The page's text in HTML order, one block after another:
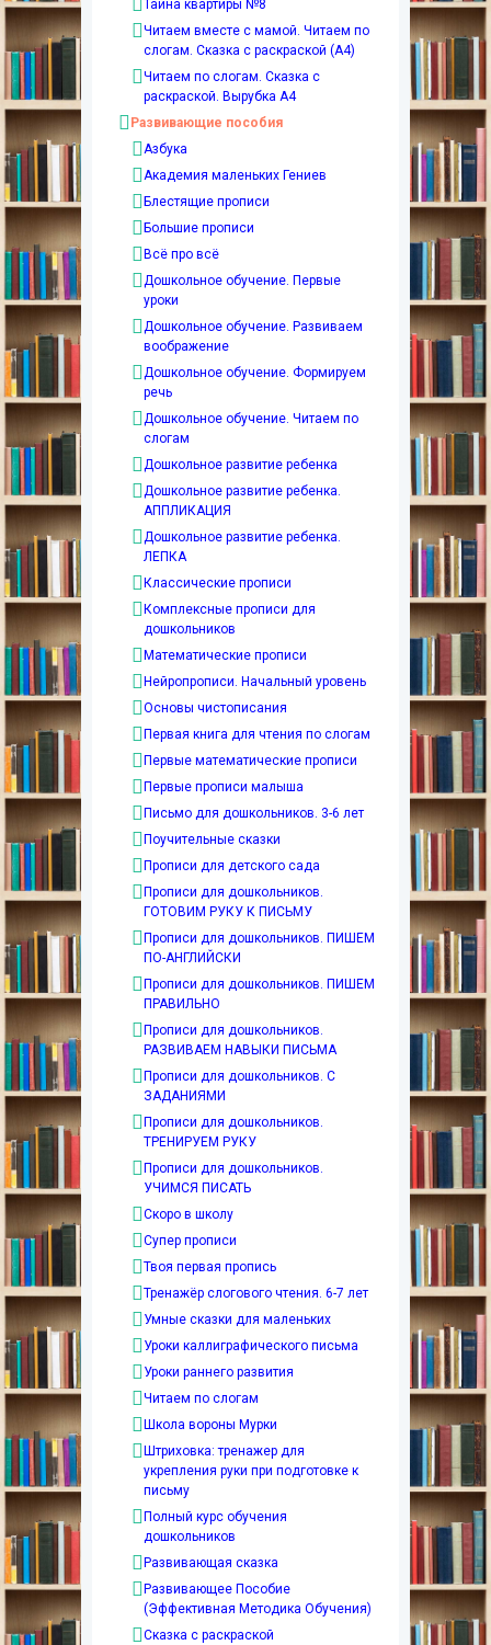
Тайна квартиры №8
Читаем вместе с мамой. Читаем по
слогам. Сказка с раскраской (А4)
Читаем по слогам. Сказка с
раскраской. Вырубка А4
Развивающие пособия
Азбука
Академия маленьких Гениев
Блестящие прописи
Большие прописи
Всё про всё
Дошкольное обучение. Первые
уроки
Дошкольное обучение. Развиваем
воображение
Дошкольное обучение. Формируем
речь
Дошкольное обучение. Читаем по
слогам
Дошкольное развитие ребенка
Дошкольное развитие ребенка.
АППЛИКАЦИЯ
Дошкольное развитие ребенка.
ЛЕПКА
Классические прописи
Комплексные прописи для
дошкольников
Математические прописи
Нейропрописи. Начальный уровень
Основы чистописания
Первая книга для чтения по слогам
Первые математические прописи
Первые прописи малыша
Письмо для дошкольников. 3-6 лет
Поучительные сказки
Прописи для детского сада
Прописи для дошкольников.
ГОТОВИМ РУКУ К ПИСЬМУ
Прописи для дошкольников. ПИШЕМ
ПО-АНГЛИЙСКИ
Прописи для дошкольников. ПИШЕМ
ПРАВИЛЬНО
Прописи для дошкольников.
РАЗВИВАЕМ НАВЫКИ ПИСЬМА
Прописи для дошкольников. С
ЗАДАНИЯМИ
Прописи для дошкольников.
ТРЕНИРУЕМ РУКУ
Прописи для дошкольников.
УЧИМСЯ ПИСАТЬ
Скоро в школу
Супер прописи
Твоя первая пропись
Тренажёр слогового чтения. 6-7 лет
Умные сказки для маленьких
Уроки каллиграфического письма
Уроки раннего развития
Читаем по слогам
Школа вороны Мурки
Штриховка: тренажер для
укрепления руки при подготовке к
письму
Полный курс обучения
дошкольников
Развивающая сказка
Развивающее Пособие
(Эффективная Методика Обучения)
Сказка с раскраской